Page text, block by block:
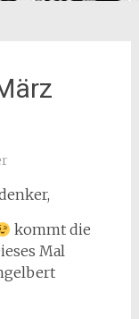
kommt die
Mal